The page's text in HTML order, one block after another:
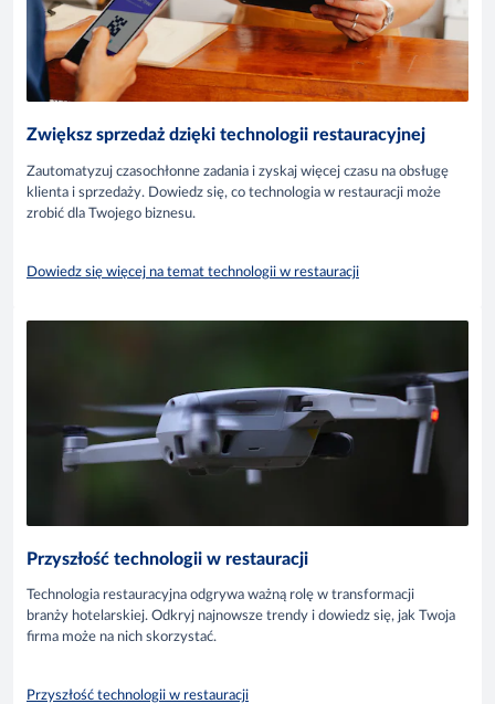
Zwiększ sprzedaż dzięki technologii restauracyjnej
Zautomatyzuj czasochłonne zadania i zyskaj więcej czasu na obsługę
klienta i sprzedaży. Dowiedz się, co technologia w restauracji może
zrobić dla Twojego biznesu.
Dowiedz się więcej na temat technologii w restauracji
Przyszłość technologii w restauracji
Technologia restauracyjna odgrywa ważną rolę w transformacji
branży hotelarskiej. Odkryj najnowsze trendy i dowiedz się, jak Twoja
firma może na nich skorzystać.
Przyszłość technologii w restauracji